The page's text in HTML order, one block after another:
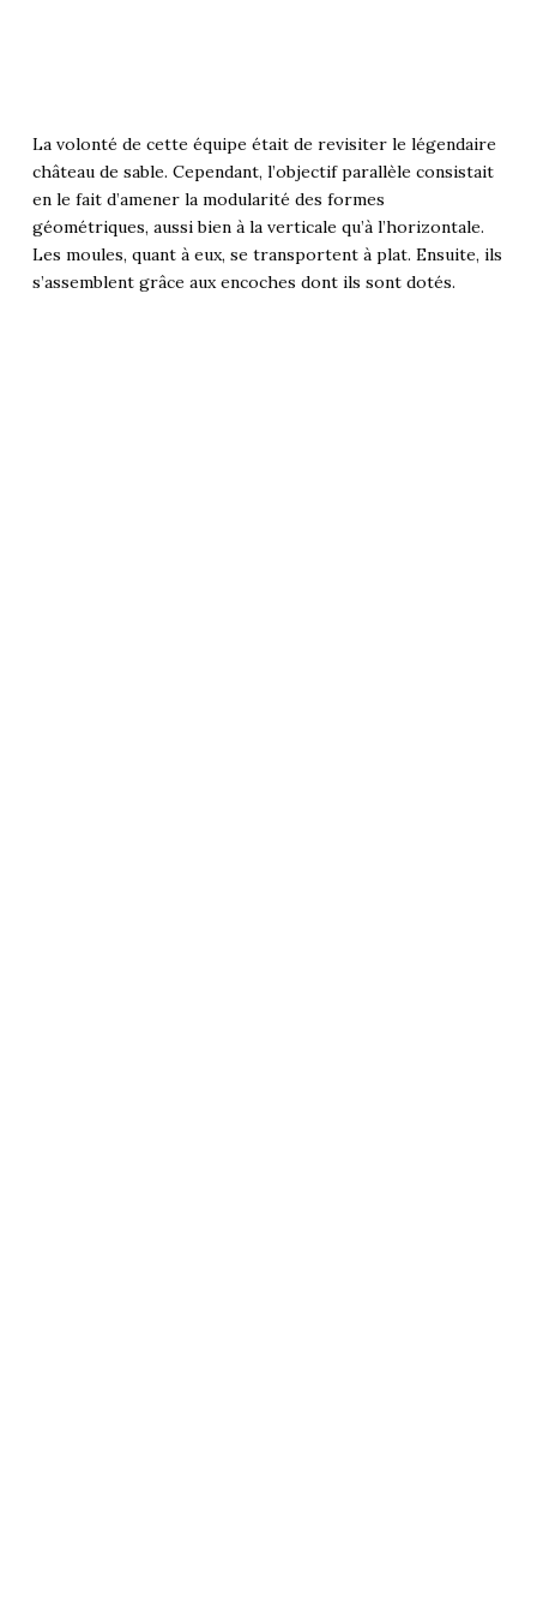
La volonté de cette équipe était de revisiter le légendaire
château de sable. Cependant, l’objectif parallèle consistait
en le fait d’amener la modularité des formes
géométriques, aussi bien à la verticale qu’à l’horizontale.
Les moules, quant à eux, se transportent à plat. Ensuite, ils
s’assemblent grâce aux encoches dont ils sont dotés.